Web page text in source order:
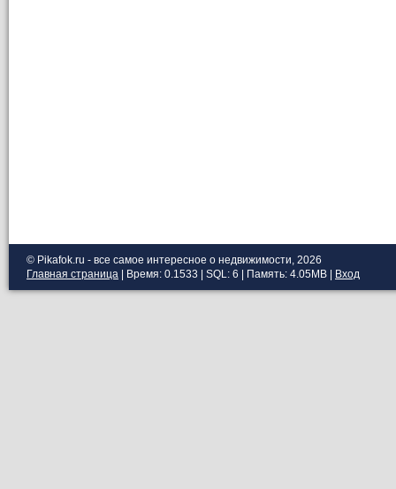
© Pikafok.ru - все самое интересное о недвижимости, 2026
Главная страница | Время: 0.1533 | SQL: 6 | Память: 4.05MB Вход